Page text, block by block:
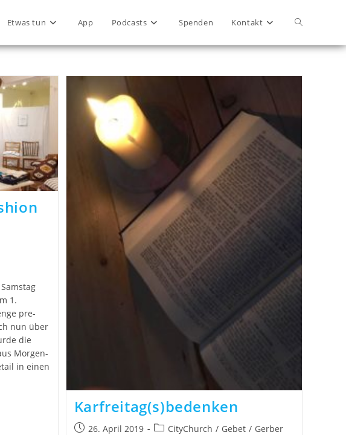
Etwas tun App Podcasts Spenden Kontakt
1.
pre-
nun über
die
Morgen-
in einen
Karfreitag(s)bedenken
26. April 2019 CityChurch / Gebet / Gerber